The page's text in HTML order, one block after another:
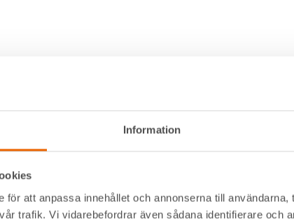
Information
för att anpassa innehållet och annonserna till användarna,
trafik. Vi vidarebefordrar även sådana identifierare och
Alltid nära